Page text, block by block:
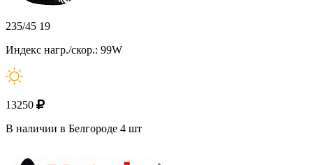
235/45 19
Индекс нагр./скор.: 99W
13250
В наличии в Белгороде 4 шт